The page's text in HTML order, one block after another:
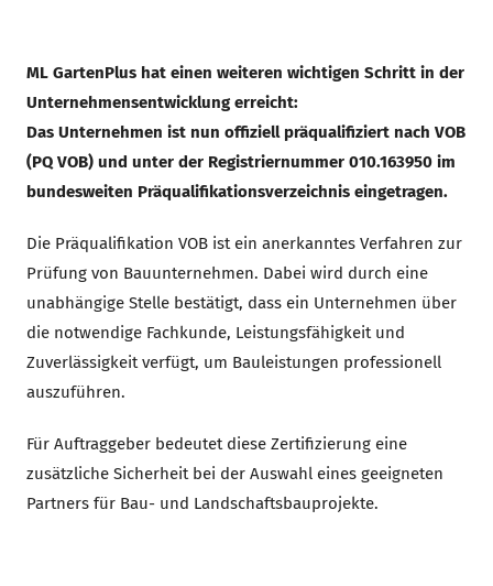
ML GartenPlus hat einen weiteren wichtigen Schritt in der
Unternehmensentwicklung erreicht:
Das Unternehmen ist nun offiziell präqualifiziert nach VOB
(PQ VOB) und unter der Registriernummer 010.163950 im
bundesweiten Präqualifikationsverzeichnis eingetragen.
Die Präqualifikation VOB ist ein anerkanntes Verfahren zur
Prüfung von Bauunternehmen. Dabei wird durch eine
unabhängige Stelle bestätigt, dass ein Unternehmen über
die notwendige Fachkunde, Leistungsfähigkeit und
Zuverlässigkeit verfügt, um Bauleistungen professionell
auszuführen.
Für Auftraggeber bedeutet diese Zertifizierung eine
zusätzliche Sicherheit bei der Auswahl eines geeigneten
Partners für Bau- und Landschaftsbauprojekte.